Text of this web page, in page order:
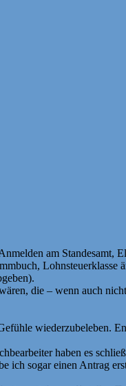
am Standesamt,
die – wenn auch
wiederzubeleben.
haben es
ich sogar einen Antrag